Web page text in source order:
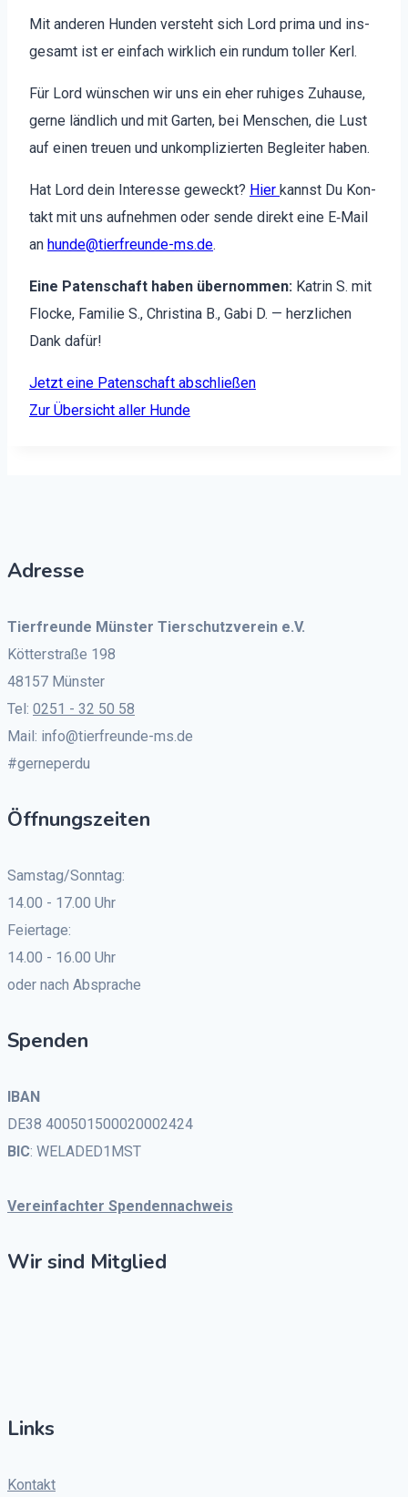
Mit anderen Hun­den ver­ste­ht sich Lord pri­ma und ins­
ge­samt ist er ein­fach wirk­lich ein run­dum toller Kerl.
Für Lord wün­schen wir uns ein eher ruhiges Zuhause,
gerne ländlich und mit Garten, bei Men­schen, die Lust
auf einen treuen und unkom­plizierten Begleit­er haben.
Hat Lord dein Inter­esse geweckt? Hier kannst Du Kon­
takt mit uns aufnehmen oder sende direkt eine E‑Mail
an hunde@tierfreunde-ms.de.
Eine Paten­schaft haben über­nom­men: Katrin S. mit
Flocke, Fam­i­lie S., Christi­na B., Gabi D. — her­zlichen
Dank dafür!
Jet­zt eine Paten­schaft abschließen
Zur Über­sicht aller Hunde
Adresse
Tierfreunde Münster Tierschutzverein e.V.
Kötterstraße 198
48157 Münster
Tel: 0251 - 32 50 58
Mail: info@tierfreunde-ms.de
#gerneperdu
Öffnungszeiten
Samstag/Sonntag:
14.00 - 17.00 Uhr
Feiertage:
14.00 - 16.00 Uhr
oder nach Absprache
Spenden
IBAN
DE38 400501500020002424
BIC: WELADED1MST
Vereinfachter Spendennachweis
Wir sind Mitglied
Links
Kontakt